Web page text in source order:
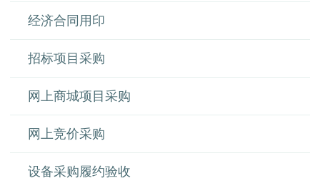
经济合同用印
招标项目采购
网上商城项目采购
网上竞价采购
设备采购履约验收